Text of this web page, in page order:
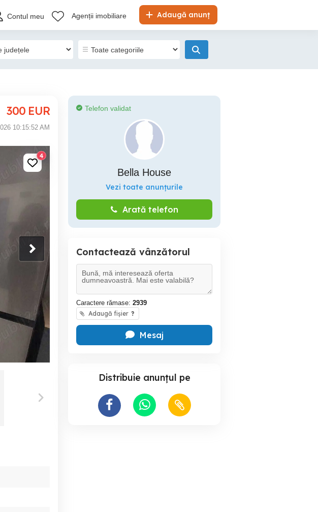
Adaugă anunț
Contul meu Agenții imobiliare
300 EUR
10:15:52 AM
4
Telefon validat
Bella House
Vezi toate anunțurile
Arată telefon
Contactează vânzătorul
Caractere rămase: 2939
Adaugă fișier ?
Mesaj
Distribuie anunțul pe